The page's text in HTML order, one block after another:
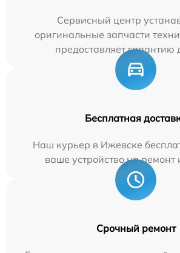
Сервисный центр
оригинальные запчасти
предоставляет гарантию
Бесплатная
Наш курьер в Ижевске
ваше устройство на ремонт
Срочный ремонт